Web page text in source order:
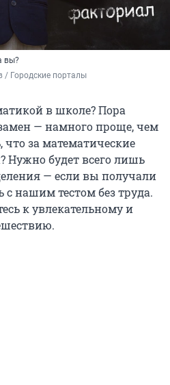
вы?
/ Городские порталы
в школе? Пора
— намного проще, чем
что за математические
Нужно будет всего лишь
— если вы получали
с нашим тестом без труда.
к увлекательному и